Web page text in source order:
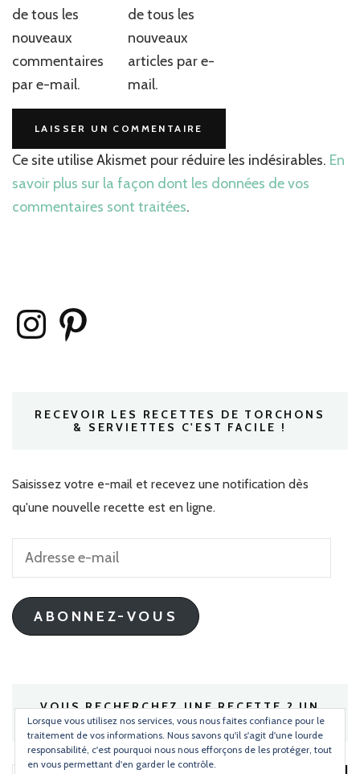
de tous les
nouveaux
commentaires
par e-mail.
de tous les
nouveaux
articles par e-
mail.
Ce site utilise Akismet pour réduire les indésirables. En
savoir plus sur la façon dont les données de vos
commentaires sont traitées.
InstagramPinterest
RECEVOIR LES RECETTES DE TORCHONS
& SERVIETTES C'EST FACILE !
Saisissez votre e-mail et recevez une notification dès
qu'une nouvelle recette est en ligne.
Adresse
mail
ABONNEZ-VOUS
VOUS RECHERCHEZ UNE RECETTE ? UN
INGRÉDIENT ?
Lorsque vous utilisez nos services, vous nous faites confiance pour le
traitement de vos informations. Nous savons qu'il s'agit d'une lourde
responsabilité, c'est pourquoi nous nous efforçons de les protéger, tout
en vous permettant d'en garder le contrôle.